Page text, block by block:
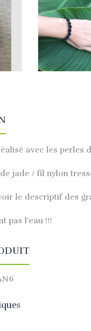
avec les perles
jade / fil nylon
le descriptif des
pas l’eau !!!